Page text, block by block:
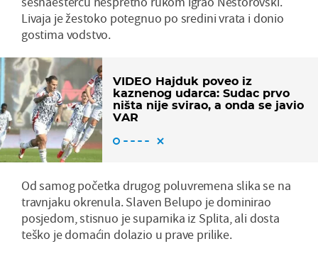
Livaja je žestoko potegnuo po sredini vrata i donio
gostima vodstvo.
VIDEO Hajduk poveo iz
kaznenog udarca: Sudac prvo
ništa nije svirao, a onda se javio
VAR
Od samog početka drugog poluvremena slika se na
travnjaku okrenula. Slaven Belupo je dominirao
posjedom, stisnuo je suparnika iz Splita, ali dosta
teško je domaćin dolazio u prave prilike.